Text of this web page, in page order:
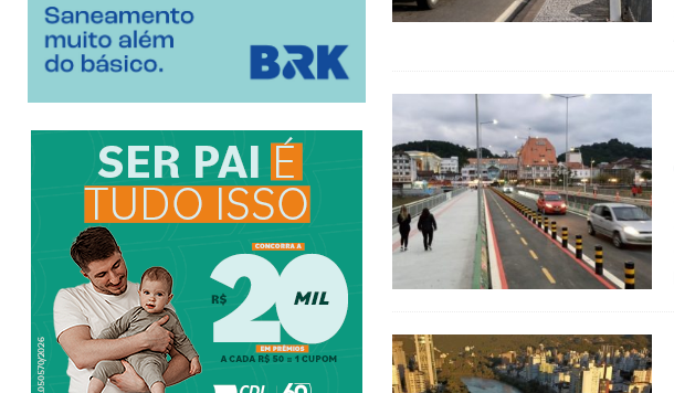
[ 05/08/2026 ]
Spaten Tisch chega à Oktoberfest de Blumenau para